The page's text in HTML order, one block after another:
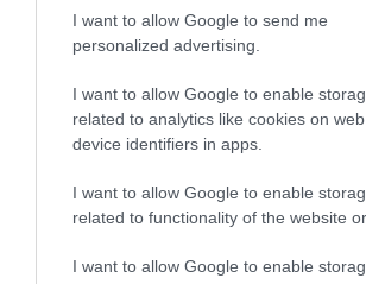
I want to allow Google to send me
personalized advertising.
I want to allow Google to enable
related to analytics like cookies on
device identifiers in apps.
I want to allow Google to enable
related to functionality of the website
I want to allow Google to enable
Οι ΗΠΑ πρόκειται να εγκαταστήσουν
εδάφους νέους συμβατικούς
πυραύλους cruise